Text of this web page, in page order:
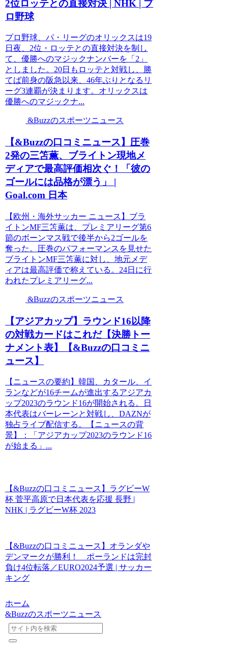
2位ロッテとの直接対決 | NHK | プ
ロ野球
プロ野球、パ・リーグのオリックスは19
日夜、2位・ロッテとの直接対決を制し
て、優勝へのマジックナンバーを「2」
としました。20日もロッテと対戦し、勝
てば前身の阪急以来、46年ぶりとなるリ
ーグ3連覇が決まります。オリックスは
優勝へのマジックナ...
&Buzzのスポーツニュース
【&Buzzの口コミニュース】圧巻
2発の三笘薫、ブライトン現地メ
ディアで最高評価相次ぐ！「彼の
ゴールには品格が漂う」 |
Goal.com 日本
【欧州・海外サッカー ニュース】ブラ
イトンMF三笘薫は、プレミアリーグ第6
節のボーンマス戦で後半から2ゴールを
奪った。圧巻のパフォーマンスを見せた
ブライトンMF三笘薫に対し、地元メデ
ィアは最高評価で称えている。24日に行
われたプレミアリーグ...
&Buzzのスポーツニュース
【アジアカップ】ラウンド16以降
の対戦カードはこれだ【決勝トー
ナメント表】【&Buzzの口コミニ
ュース】
【ニュースの要約】韓国、カタール、イ
ランなどが16チームが進出するアジアカ
ップ2023のラウンド16が開始される。日
本代表はバーレーンと対戦し、DAZNが
独占ライブ配信する。【ニュースの背
景】：「アジアカップ2023のラウンド16
が始まる」...
【&Buzzの口コミニュース】ラグビーW
杯 菅平高原で日本代表を応援 長野 |
NHK | ラグビーW杯 2023
【&Buzzの口コミニュース】オランダや
デンマークが勝利！ ポーランドは完封
負け4位転落／EURO2024予選 | サッカー
キング
ホーム
&Buzzのスポーツニュース